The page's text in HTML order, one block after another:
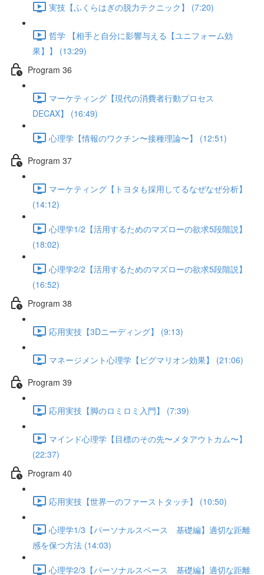
実技【ふくらはぎの脱力テクニック】 (7:20)
哲学 【相手と自分に影響与える【ユニフォーム効
果】】 (13:29)
Program 36
マーケティング【現代の消費者行動プロセス
DECAX】 (16:49)
心理学【情報のワクチン〜接種理論〜】 (12:51)
Program 37
マーケティング【トヨタも採用してるなぜなぜ分析】
(14:12)
心理学1/2【活用するためのマズローの欲求5段階説】
(18:02)
心理学2/2【活用するためのマズローの欲求5段階説】
(16:52)
Program 38
応用実技【3Dニーディング】 (9:13)
マネージメント心理学【ピグマリオン効果】 (21:06)
Program 39
応用実技【脚のロミロミ入門】 (7:39)
マインド心理学【目標のその先〜メタアウトカム〜】
(22:37)
Program 40
応用実技【世界一のファーストタッチ】 (10:50)
心理学1/3【パーソナルスペース 基礎編】適切な距離
感を保つ方法 (14:03)
心理学2/3【パーソナルスペース 基礎編】適切な距離